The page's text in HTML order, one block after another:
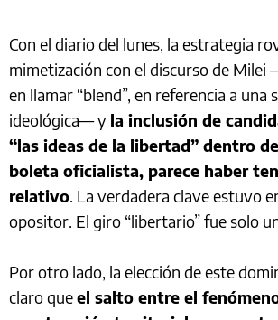
Con el diario del lunes, la estrategia
mimetización con el discurso de Milei
en llamar “blend”, en referencia a una
ideológica— y la inclusión de
“las ideas de la libertad” dentro
boleta oficialista, parece haber
relativo . La verdadera clave estuvo
opositor. El giro “libertario” fue solo
Por otro lado, la elección de este
claro queel salto entre el